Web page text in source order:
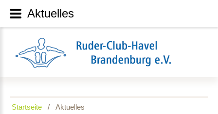
Startseite Aktuelles
Aktuelles